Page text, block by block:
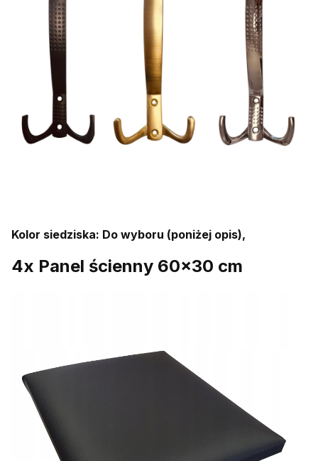
Kolor siedziska: Do wyboru (poniżej opis),
4x Panel ścienny 60x30 cm